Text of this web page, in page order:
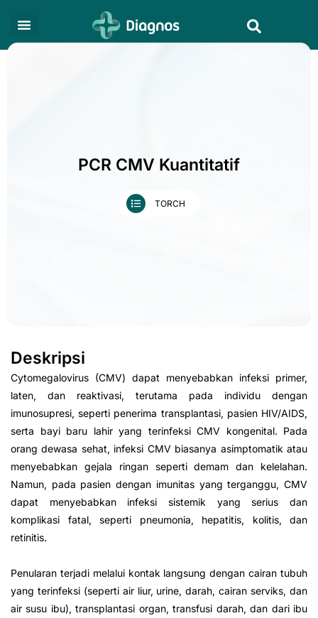
content
PCR CMV Kuantitatif
TORCH
Deskripsi
Cytomegalovirus (CMV) dapat menyebabkan infeksi primer,
laten, dan reaktivasi, terutama pada individu dengan
imunosupresi, seperti penerima transplantasi, pasien HIV/AIDS,
serta bayi baru lahir yang terinfeksi CMV kongenital. Pada
orang dewasa sehat, infeksi CMV biasanya asimptomatik atau
menyebabkan gejala ringan seperti demam dan kelelahan.
Namun, pada pasien dengan imunitas yang terganggu, CMV
dapat menyebabkan infeksi sistemik yang serius dan
komplikasi fatal, seperti pneumonia, hepatitis, kolitis, dan
retinitis.
Penularan terjadi melalui kontak langsung dengan cairan tubuh
yang terinfeksi (seperti air liur, urine, darah, cairan serviks, dan
air susu ibu), transplantasi organ, transfusi darah, dan dari ibu